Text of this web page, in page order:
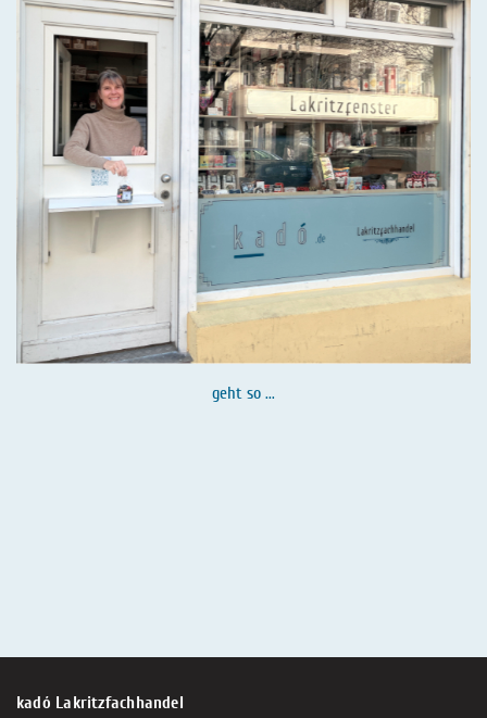
geht so ...
kadó Lakritzfachhandel